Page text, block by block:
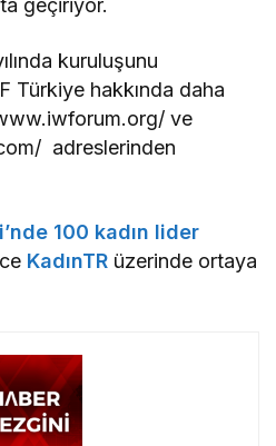
kuruluşunu
Türkiye hakkında daha
ve
adreslerinden
100 kadın lider
KadınTR üzerinde ortaya